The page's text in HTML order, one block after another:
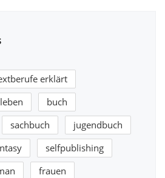
erklärt
buch
sachbuch
jugendbuch
selfpublishing
frauen